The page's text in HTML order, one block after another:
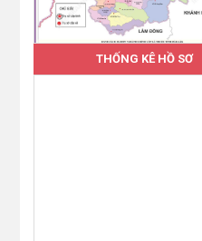
THỐNG KÊ HỒ SƠ